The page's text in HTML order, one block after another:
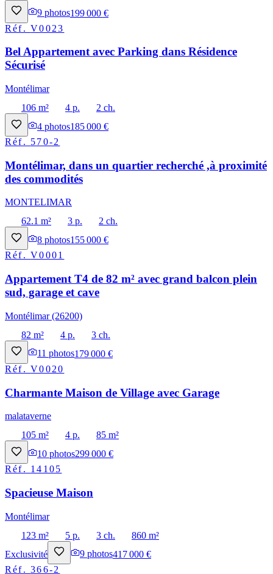
9 photos199 000 €
Réf.V0023
Bel Appartement avec Parking dans Résidence
Sécurisé
Montélimar
106 m²
4 p.
2 ch.
4 photos185 000 €
Réf. 570-2
Montélimar, dans un quartier recherché ,à proximité
des commodités
MONTELIMAR
62.1 m²
3 p.
2 ch.
8 photos155 000 €
Réf.V0001
Appartement T4 de 82 m² avec grand balcon plein
sud, garage et cave
Montélimar (26200)
82 m²
4 p.
3 ch.
11 photos179 000 €
Réf.V0020
Charmante Maison de Village avec Garage
malataverne
105 m²
4 p.
85 m²
10 photos299 000 €
Réf. 14105
Spacieuse Maison
Montélimar
123 m²
5 p. 3 ch.
860 m²
Exclusivité
9 photos417 000 €
Réf.366-2